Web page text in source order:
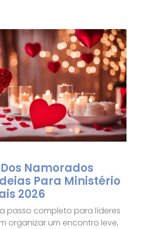
Namorados
Para Ministério
2026
passo completo para líderes
organizar um encontro leve,